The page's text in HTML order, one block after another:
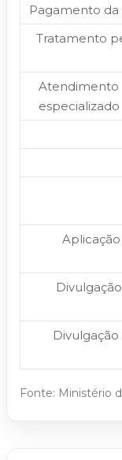
Pagamento da
Tratamento
Atendimento
especializado
Fonte: Ministério